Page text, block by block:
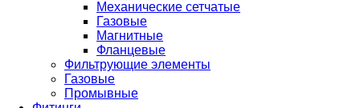
Механические сетчатые
Газовые
Магнитные
Фланцевые
Фильтрующие элементы
Газовые
Промывные